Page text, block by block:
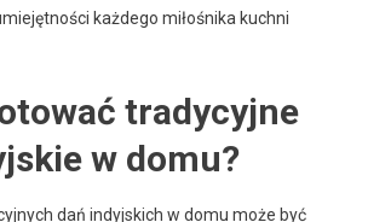
każdego miłośnika kuchni
tradycyjne
w domu?
dań indyjskich w domu może być